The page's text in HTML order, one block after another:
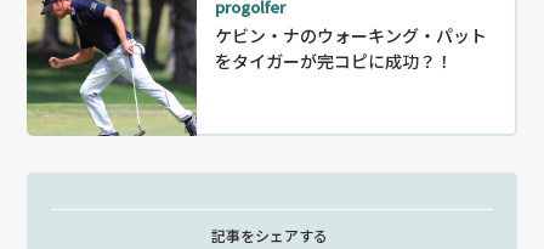
progolfer
ケビン・ナのウォーキング・パット
をタイガーが完コピに成功？！
記事をシェアする